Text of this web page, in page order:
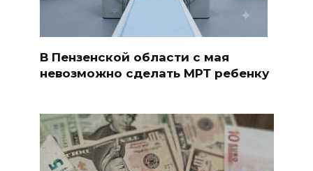
В Пензенской области с мая
невозможно сделать МРТ ребенку